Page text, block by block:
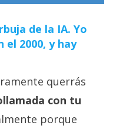
de la IA. Yo
2000, y hay
querrás
con tu
porque